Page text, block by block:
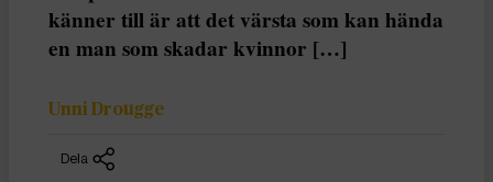
känner till är att det värsta som kan hända
en man som skadar kvinnor […]
Unni Drougge
Dela